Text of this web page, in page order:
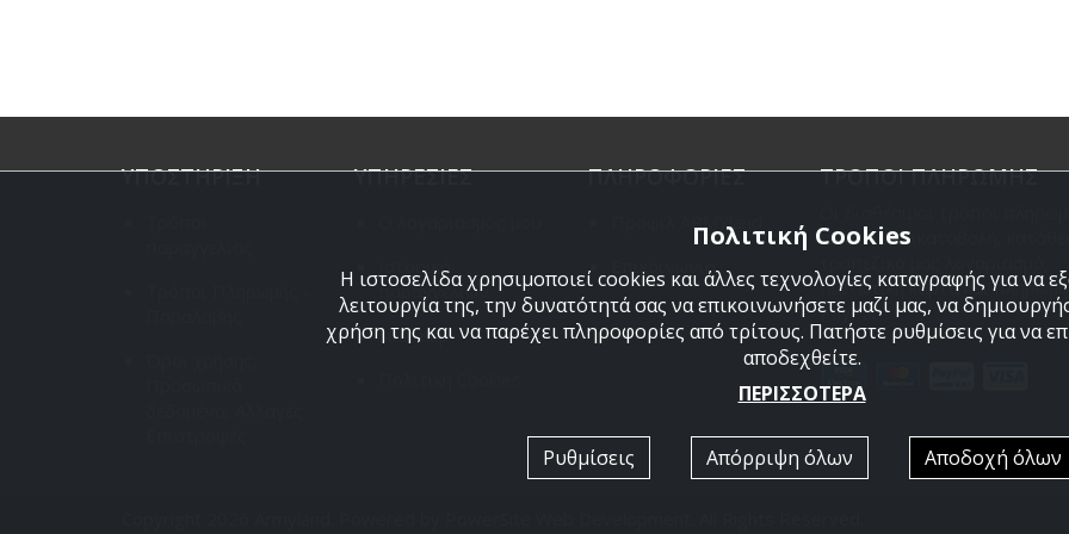
ΥΠΟΣΤΗΡΙΞΗ ΥΠΗΡΕΣΙΕΣ
Ιστορικό
παραγγελιών
Site map
ΠΛΗΡΟΦΟΡΙΕΣ
Προφιλ ARMYland
Επικοινωνια
ΤΡΟΠΟΙ ΠΛΗΡΩΜΗΣ
είναι η Αντικαταβολή,
πιστωτική κάρτα και
PayPal.
Πολιτική Cookies
Η ιστοσελίδα χρησιμοποιεί cookies και άλλες τεχνολογίες καταγραφής για να
λειτουργία της, την δυνατότητά σας να επικοινωνήσετε μαζί μας, να
χρήση της και να παρέχει πληροφορίες από τρίτους. Πατήστε ρυθμίσεις για να
αποδεχθείτε.
ΠΕΡΙΣΣΟΤΕΡΑ
Ρυθμίσεις Απόρριψη όλων Αποδοχή όλων